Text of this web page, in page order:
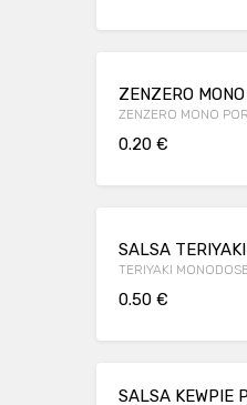
ZENZERO
ZENZERO MONO
0.20 €
SALSA
TERIYAKI MONODOSE
0.50 €
SALSA KEWPIE